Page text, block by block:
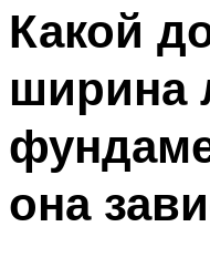
Какой
ширина
она